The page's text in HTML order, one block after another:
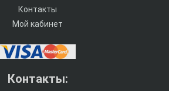
Контакты
Мой кабинет
Контакты: